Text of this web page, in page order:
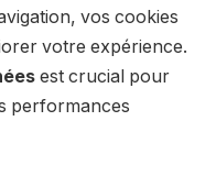
vos cookies
votre expérience.
est crucial pour
performances